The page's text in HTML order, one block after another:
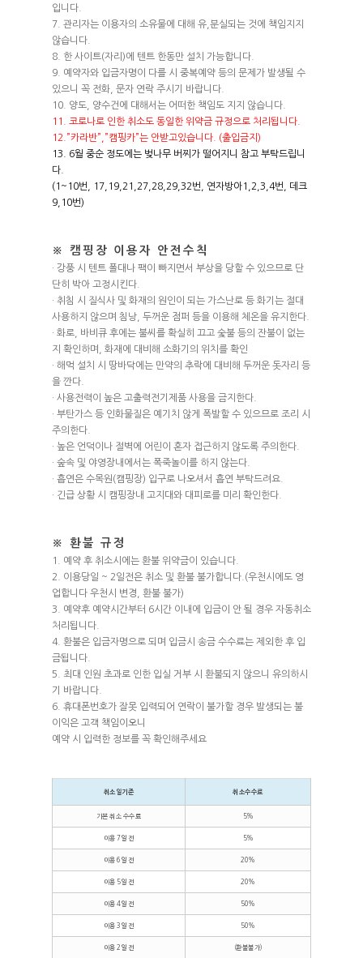
입니다.
7. 관리자는 이용자의 소유물에 대해 유,분실되는 것에 책임지지
않습니다.
8. 한 사이트(자리)에 텐트 한동만 설치 가능합니다.
9. 예약자와 입금자명이 다를 시 중복예약 등의 문제가 발생될 수
있으니 꼭 전화, 문자 연락 주시기 바랍니다.
10. 양도, 양수건에 대해서는 어떠한 책임도 지지 않습니다.
11. 코로나로 인한 취소도 동일한 위약금 규정으로 처리됩니다.
12.”카라반”,”캠핑카”는 안받고있습니다. (출입금지)
13. 6월 중순 정도에는 벚나무 버찌가 떨어지니 참고 부탁드립니
다.
(1~10번, 17,19,21,27,28,29,32번, 연자방아1,2,3,4번, 데크
9,10번)
※ 캠핑장 이용자 안전수칙
· 강풍 시 텐트 폴대나 팩이 빠지면서 부상을 당할 수 있으므로 단
단히 박아 고정시킨다.
· 취침 시 질식사 및 화재의 원인이 되는 가스난로 등 화기는 절대
사용하지 않으며 침낭, 두꺼운 점퍼 등을 이용해 체온을 유지한다.
· 화로, 바비큐 후에는 불씨를 확실히 끄고 숯불 등의 잔불이 없는
지 확인하며, 화재에 대비해 소화기의 위치를 확인
· 해먹 설치 시 땅바닥에는 만약의 추락에 대비해 두꺼운 돗자리 등
을 깐다.
· 사용전력이 높은 고출력전기제품 사용을 금지한다.
· 부탄가스 등 인화물질은 예기치 않게 폭발할 수 있으므로 조리 시
주의한다.
· 높은 언덕이나 절벽에 어린이 혼자 접근하지 않도록 주의한다.
· 숲속 및 야영장내에서는 폭죽놀이를 하지 않는다.
· 흡연은 수목원(캠핑장) 입구로 나오셔서 흡연 부탁드려요.
· 긴급 상황 시 캠핑장내 고지대와 대피로를 미리 확인한다.
※ 환불 규정
1. 예약 후 취소시에는 환불 위약금이 있습니다.
2. 이용당일 ~ 2일전은 취소 및 환불 불가합니다.(우천시에도 영
업합니다 우천시 변경, 환불 불가)
3. 예약후 예약시간부터 6시간 이내에 입금이 안 될 경우 자동취소
처리됩니다.
4. 환불은 입금자명으로 되며 입금시 송금 수수료는 제외한 후 입
금됩니다.
5. 최대 인원 초과로 인한 입실 거부 시 환불되지 않으니 유의하시
기 바랍니다.
6. 휴대폰번호가 잘못 입력되어 연락이 불가할 경우 발생되는 불
이익은 고객 책임이오니
예약 시 입력한 정보를 꼭 확인해주세요
취소일기준 취소수수료
기본 취소 수수료 5%
이용 7일 전 5%
이용 6일 전 20%
이용 5일 전 20%
이용 4일 전 50%
이용 3일 전 50%
이용 2일 전 (환불불가)
처음으로
풍경보기
인사말
사이트
배치도/사이즈
연자방아2
연자방아3
연자방아4(2팀)
원두막F
공작단풍1
공작단풍3
데크5
20
21
22
27(2팀)
28(2팀)
다듬이1
다듬이2
다듬이3
데크9
데크11
옹달샘
잣나무
29
30
31
39
C존
데크1
데크2
데크3
데크6
데크8
원두막A
소나무
돌배나무
자두나무
18
계곡존
1번~14번(공통)
14-1(2팀)
캠크닉
예약안내
예약안내
실시간예약